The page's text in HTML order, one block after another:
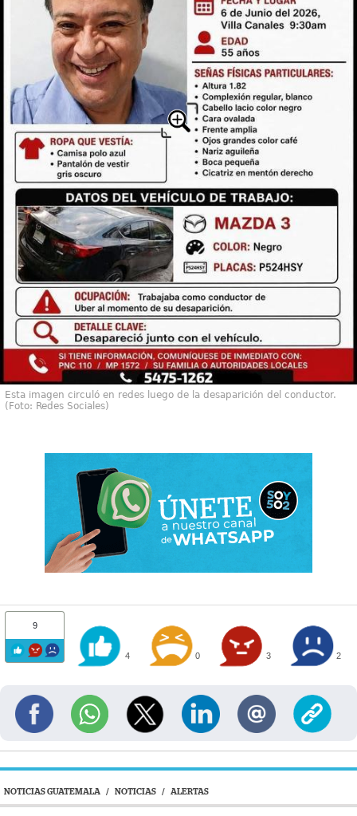
Esta imagen circuló en redes luego de la desaparición del conductor.
(Foto: Redes Sociales)
9
4 0 3 2
NOTICIAS GUATEMALA / NOTICIAS / ALERTAS